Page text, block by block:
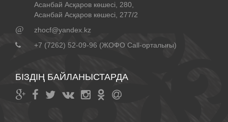
Асанбай Асқаров көшесі, 280,
Асанбай Асқаров көшесі, 277/2
@
zhocf@yandex.kz
+7 (7262) 52-09-96 (ЖОФО Call-орталығы)
БІЗДІҢ БАЙЛАНЫСТАРДА